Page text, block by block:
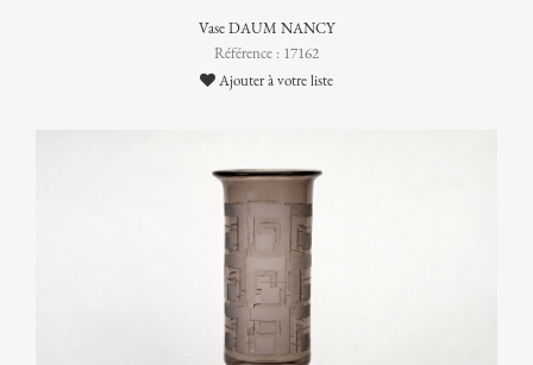
Vase DAUM NANCY
Référence : 17162
Ajouter à votre liste